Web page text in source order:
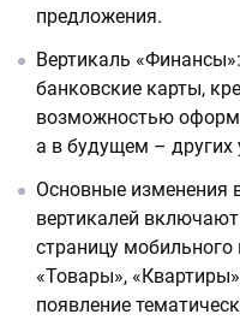
предложения.
Вертикаль
банковские карты,
возможностью
а в будущем – других
Основные изменения
вертикалей
страницу
«Товары»,
появление